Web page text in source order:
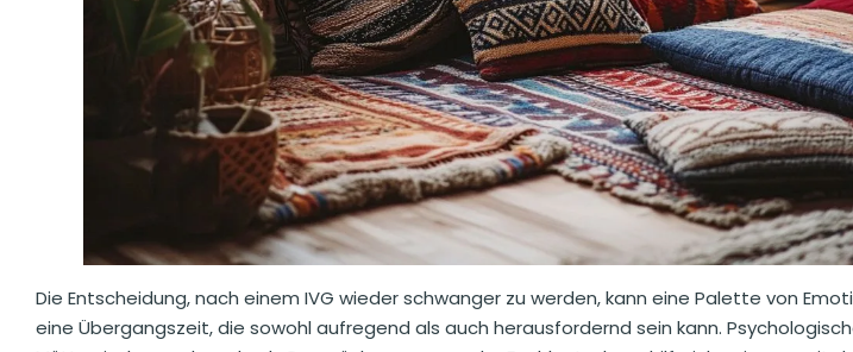
Die Entscheidung, nach einem IVG wieder schwanger zu werden, kann eine Palette von
eine Übergangszeit, die sowohl aufregend als auch herausfordernd sein kann.